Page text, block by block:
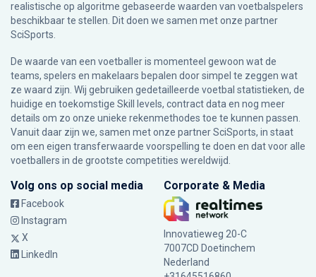
realistische op algoritme gebaseerde waarden van voetbalspelers
beschikbaar te stellen. Dit doen we samen met onze partner
SciSports
De waarde van een voetballer is momenteel gewoon wat de
teams, spelers en makelaars bepalen door simpel te zeggen wat
ze waard zijn. Wij gebruiken gedetailleerde voetbal statistieken, de
huidige en toekomstige Skill levels, contract data en nog meer
details om zo onze unieke rekenmethodes toe te kunnen passen.
Vanuit daar zijn we, samen met onze partner SciSports, in staat
om een eigen transferwaarde voorspelling te doen en dat voor alle
voetballers in de grootste competities wereldwijd.
Volg ons op social media
Facebook
Instagram
X
LinkedIn
Corporate & Media
Innovatieweg 20-C
7007CD Doetinchem
Nederland